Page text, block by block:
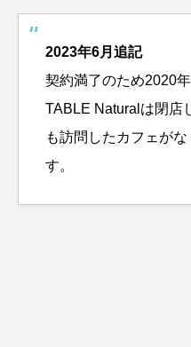
2023年6月追記
契約満了のため2020
TABLE Naturalは閉店
も訪問したカフェが
す。